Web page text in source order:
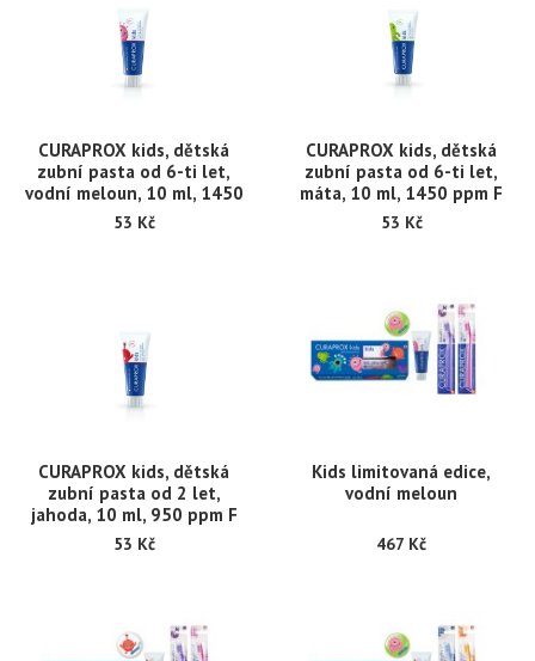
CURAPROX kids, dětská
zubní pasta od 6-ti let,
vodní meloun, 10 ml, 1450
ppm F
53 Kč
CURAPROX kids, dětská
zubní pasta od 6-ti let,
máta, 10 ml, 1450 ppm F
53 Kč
CURAPROX kids, dětská
zubní pasta od 2 let,
jahoda, 10 ml, 950 ppm F
53 Kč
Kids limitovaná edice,
vodní meloun
467 Kč